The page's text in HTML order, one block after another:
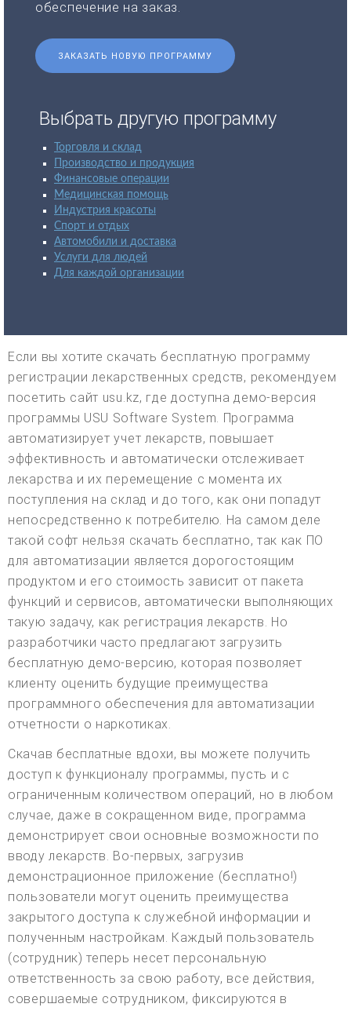
обеспечение на заказ.
ЗАКАЗАТЬ НОВУЮ ПРОГРАММУ
Выбрать другую программу
Торговля и склад
Производство и продукция
Финансовые операции
Медицинская помощь
Индустрия красоты
Спорт и отдых
Автомобили и доставка
Услуги для людей
Для каждой организации
Если вы хотите скачать бесплатную программу
регистрации лекарственных средств, рекомендуем
посетить сайт usu.kz, где доступна демо-версия
программы USU Software System. Программа
автоматизирует учет лекарств, повышает
эффективность и автоматически отслеживает
лекарства и их перемещение с момента их
поступления на склад и до того, как они попадут
непосредственно к потребителю. На самом деле
такой софт нельзя скачать бесплатно, так как ПО
для автоматизации является дорогостоящим
продуктом и его стоимость зависит от пакета
функций и сервисов, автоматически выполняющих
такую задачу, как регистрация лекарств. Но
разработчики часто предлагают загрузить
бесплатную демо-версию, которая позволяет
клиенту оценить будущие преимущества
программного обеспечения для автоматизации
отчетности о наркотиках.
Скачав бесплатные вдохи, вы можете получить
доступ к функционалу программы, пусть и с
ограниченным количеством операций, но в любом
случае, даже в сокращенном виде, программа
демонстрирует свои основные возможности по
вводу лекарств. Во-первых, загрузив
демонстрационное приложение (бесплатно!)
пользователи могут оценить преимущества
закрытого доступа к служебной информации и
полученным настройкам. Каждый пользователь
(сотрудник) теперь несет персональную
ответственность за свою работу, все действия,
совершаемые сотрудником, фиксируются в